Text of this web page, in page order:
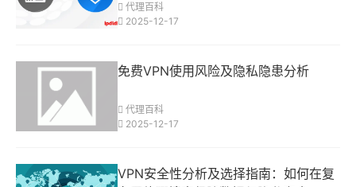
代理百科
2025-12-17
免费VPN使用风险及隐私隐患分析
代理百科
2025-12-17
VPN安全性分析及选择指南：如何在复